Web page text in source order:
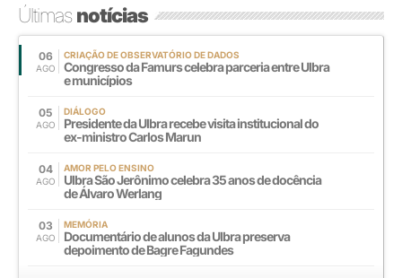
Últimasnotícias
06
AGO
CRIAÇÃO DE OBSERVATÓRIO DE DADOS
Congresso da Famurs celebra parceria entre Ulbra
e municípios
05
AGO
DIÁLOGO
Presidente da Ulbra recebe visita institucional do
ex-ministro Carlos Marun
04
AGO
AMOR PELO ENSINO
Ulbra São Jerônimo celebra 35 anos de docência
de Álvaro Werlang
03
AGO
MEMÓRIA
Documentário de alunos da Ulbra preserva
depoimento de Bagre Fagundes